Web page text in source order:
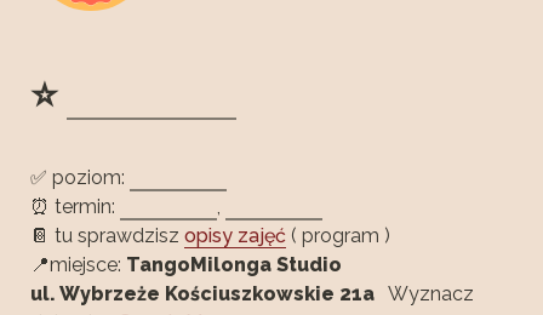
⭐
✅ poziom:
⏰ termin:
,
📔 tu sprawdzisz opisy zajęć ( program )
📍miejsce: TangoMilonga Studio
ul. Wybrzeże Kościuszkowskie 21a
   Wyznacz